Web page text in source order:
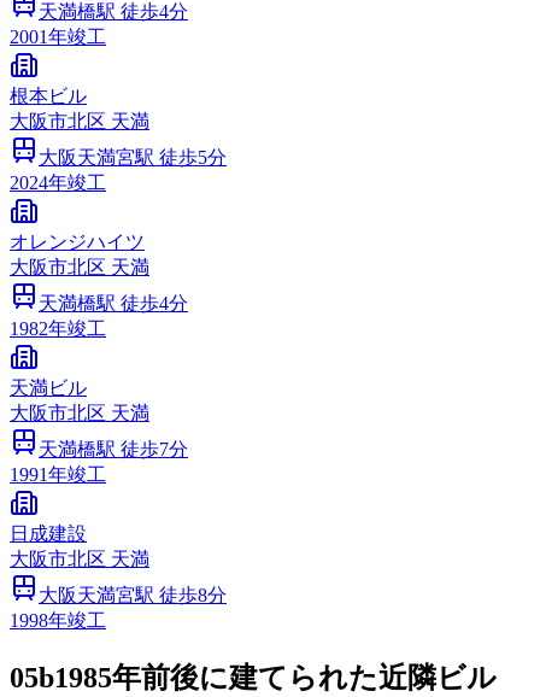
天満橋駅 徒歩4分
2001年竣工
根本ビル
大阪市北区 天満
大阪天満宮駅 徒歩5分
2024年竣工
オレンジハイツ
大阪市北区 天満
天満橋駅 徒歩4分
1982年竣工
天満ビル
大阪市北区 天満
天満橋駅 徒歩7分
1991年竣工
日成建設
大阪市北区 天満
大阪天満宮駅 徒歩8分
1998年竣工
05b1985年前後に建てられた近隣ビル